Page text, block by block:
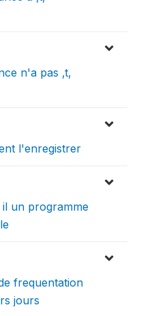
n'a pas ‚t‚
l'enregistrer
un programme
frequentation
jours